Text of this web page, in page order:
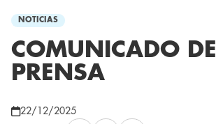
NOTICIAS
COMUNICADO DE
PRENSA
22/12/2025